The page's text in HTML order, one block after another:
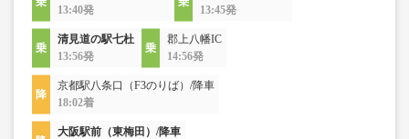
13:40発
13:45発
清見道の駅七杜
13:56発
郡上八幡IC
14:56発
京都駅八条口（F3のりば）/降車
18:02着
大阪駅前（東梅田）/降車